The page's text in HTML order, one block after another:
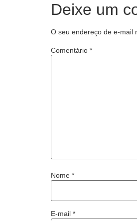
Deixe um
O seu endereço de e-mail
Comentário *
Nome *
E-mail *